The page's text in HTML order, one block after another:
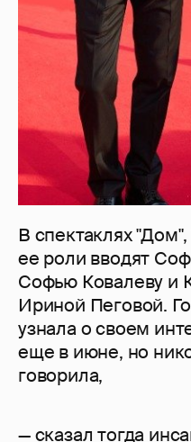
В спектаклях
ее роли вводят
Софью Ковалеву и
Ириной Пеговой.
узнала о своем
еще в июне, но
говорила,
— сказал тогда